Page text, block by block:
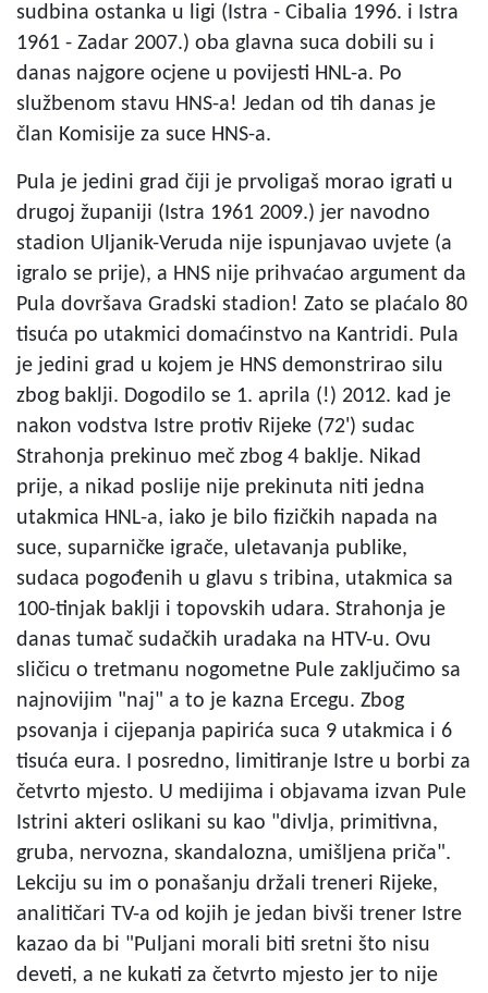
sudbina ostanka u ligi (Istra - Cibalia 1996. i Istra
1961 - Zadar 2007.) oba glavna suca dobili su i
danas najgore ocjene u povijesti HNL-a. Po
službenom stavu HNS-a! Jedan od tih danas je
član Komisije za suce HNS-a.
Pula je jedini grad čiji je prvoligaš morao igrati u
drugoj županiji (Istra 1961 2009.) jer navodno
stadion Uljanik-Veruda nije ispunjavao uvjete (a
igralo se prije), a HNS nije prihvaćao argument da
Pula dovršava Gradski stadion! Zato se plaćalo 80
tisuća po utakmici domaćinstvo na Kantridi. Pula
je jedini grad u kojem je HNS demonstrirao silu
zbog baklji. Dogodilo se 1. aprila (!) 2012. kad je
nakon vodstva Istre protiv Rijeke (72') sudac
Strahonja prekinuo meč zbog 4 baklje. Nikad
prije, a nikad poslije nije prekinuta niti jedna
utakmica HNL-a, iako je bilo fizičkih napada na
suce, suparničke igrače, uletavanja publike,
sudaca pogođenih u glavu s tribina, utakmica sa
100-tinjak baklji i topovskih udara. Strahonja je
danas tumač sudačkih uradaka na HTV-u. Ovu
sličicu o tretmanu nogometne Pule zaključimo sa
najnovijim "naj" a to je kazna Ercegu. Zbog
psovanja i cijepanja papirića suca 9 utakmica i 6
tisuća eura. I posredno, limitiranje Istre u borbi za
četvrto mjesto. U medijima i objavama izvan Pule
Istrini akteri oslikani su kao "divlja, primitivna,
gruba, nervozna, skandalozna, umišljena priča".
Lekciju su im o ponašanju držali treneri Rijeke,
analitičari TV-a od kojih je jedan bivši trener Istre
kazao da bi "Puljani morali biti sretni što nisu
deveti, a ne kukati za četvrto mjesto jer to nije